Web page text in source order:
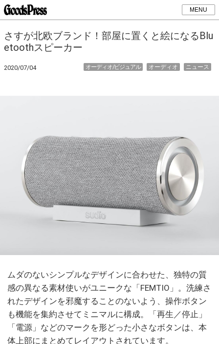
MENU
さすが北欧ブランド！部屋に置くと絵になるBlu
etoothスピーカー
2020/07/04 ニュース
オーディオ
オーディオ/ビジュアル
ムダのないシンプルなデザインに合わせた、独特の質
感の異なる素材使いがユニークな「FEMTIO」。洗練さ
れたデザインを邪魔することのないよう、操作ボタン
も機能を集約させてミニマルに構成。「再生／停止」
「電源」などのマークを形どった小さなボタンは、本
体上部にまとめてレイアウトされています。